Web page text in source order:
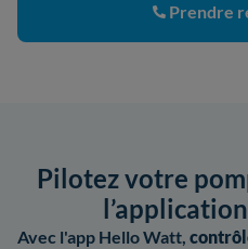
Prendre
Pilotez votre
Avec l'app Hello Watt,